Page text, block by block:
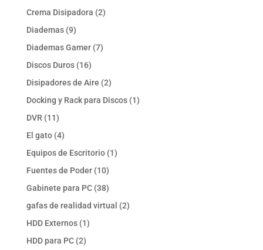
Crema Disipadora 22
Diademas 99
productos
Diademas Gamer 77
Discos Duros 1616
productos
Disipadores de Aire 22
productos
Docking y Rack para Discos 11
DVR 1111
productos
El gato 44
productos
Equipos de Escritorio 11
Fuentes de Poder 1010
productos
Gabinete para PC 3838
productos
gafas de realidad virtual 22
HDD Externos 11
HDD para PC 22